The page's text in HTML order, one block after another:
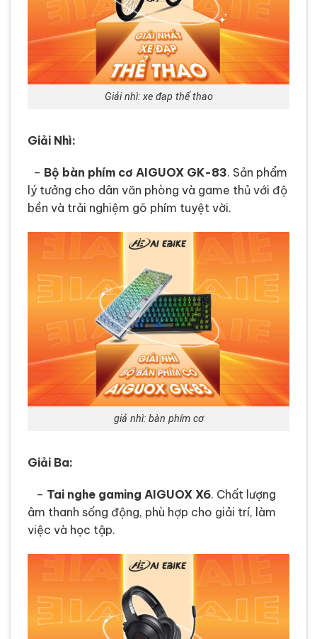
Giải nhì: xe đạp thể thao
Giải Nhì:
– Bộ bàn phím cơ AIGUOX GK-83. Sản phẩm
lý tưởng cho dân văn phòng và game thủ với độ
bền và trải nghiệm gõ phím tuyệt vời.
giả nhì: bàn phím cơ
Giải Ba:
– Tai nghe gaming AIGUOX X6. Chất lượng
âm thanh sống động, phù hợp cho giải trí, làm
việc và học tập.